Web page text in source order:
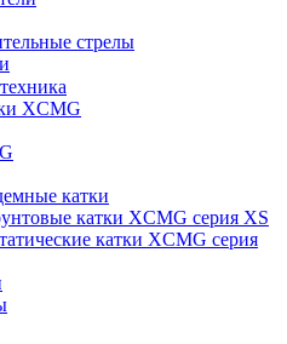
стрелы
XCMG
катки
катки XCMG серия XS
катки XCMG серия